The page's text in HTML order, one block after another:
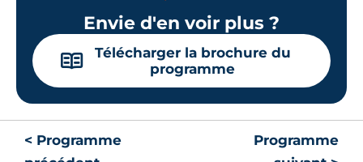
Envie d'en voir plus ?
📖
Télécharger la brochure du
programme
< Programme
Programme